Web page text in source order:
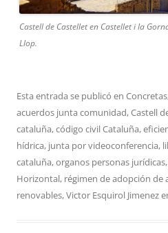
Castell de Castellet en Castellet i la
Llop.
Esta entrada se publicó en Concretas
acuerdos junta comunidad,Castell
cataluña,código civil Cataluña,
hídrica, junta por videoconferencia,
cataluña,organos personas jurídicas,
Horizontal, régimen de adopción de
renovables,Victor Esquirol Jimenez